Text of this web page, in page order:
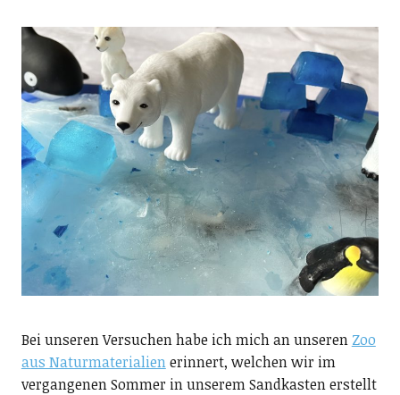
Bei unseren Versuchen habe ich mich an unseren Zoo
aus Naturmaterialienerinnert, welchen wir im
vergangenen Sommer in unserem Sandkasten erstellt